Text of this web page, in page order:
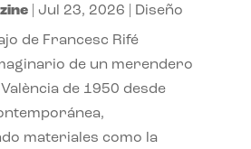
| Jul 23, 2026 Diseño
de Francesc Rifé
de un merendero
de 1950 desde
materiales como la